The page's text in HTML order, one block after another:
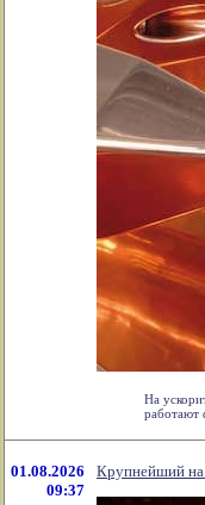
На
работают
01.08.2026
09:37
Крупнейший на